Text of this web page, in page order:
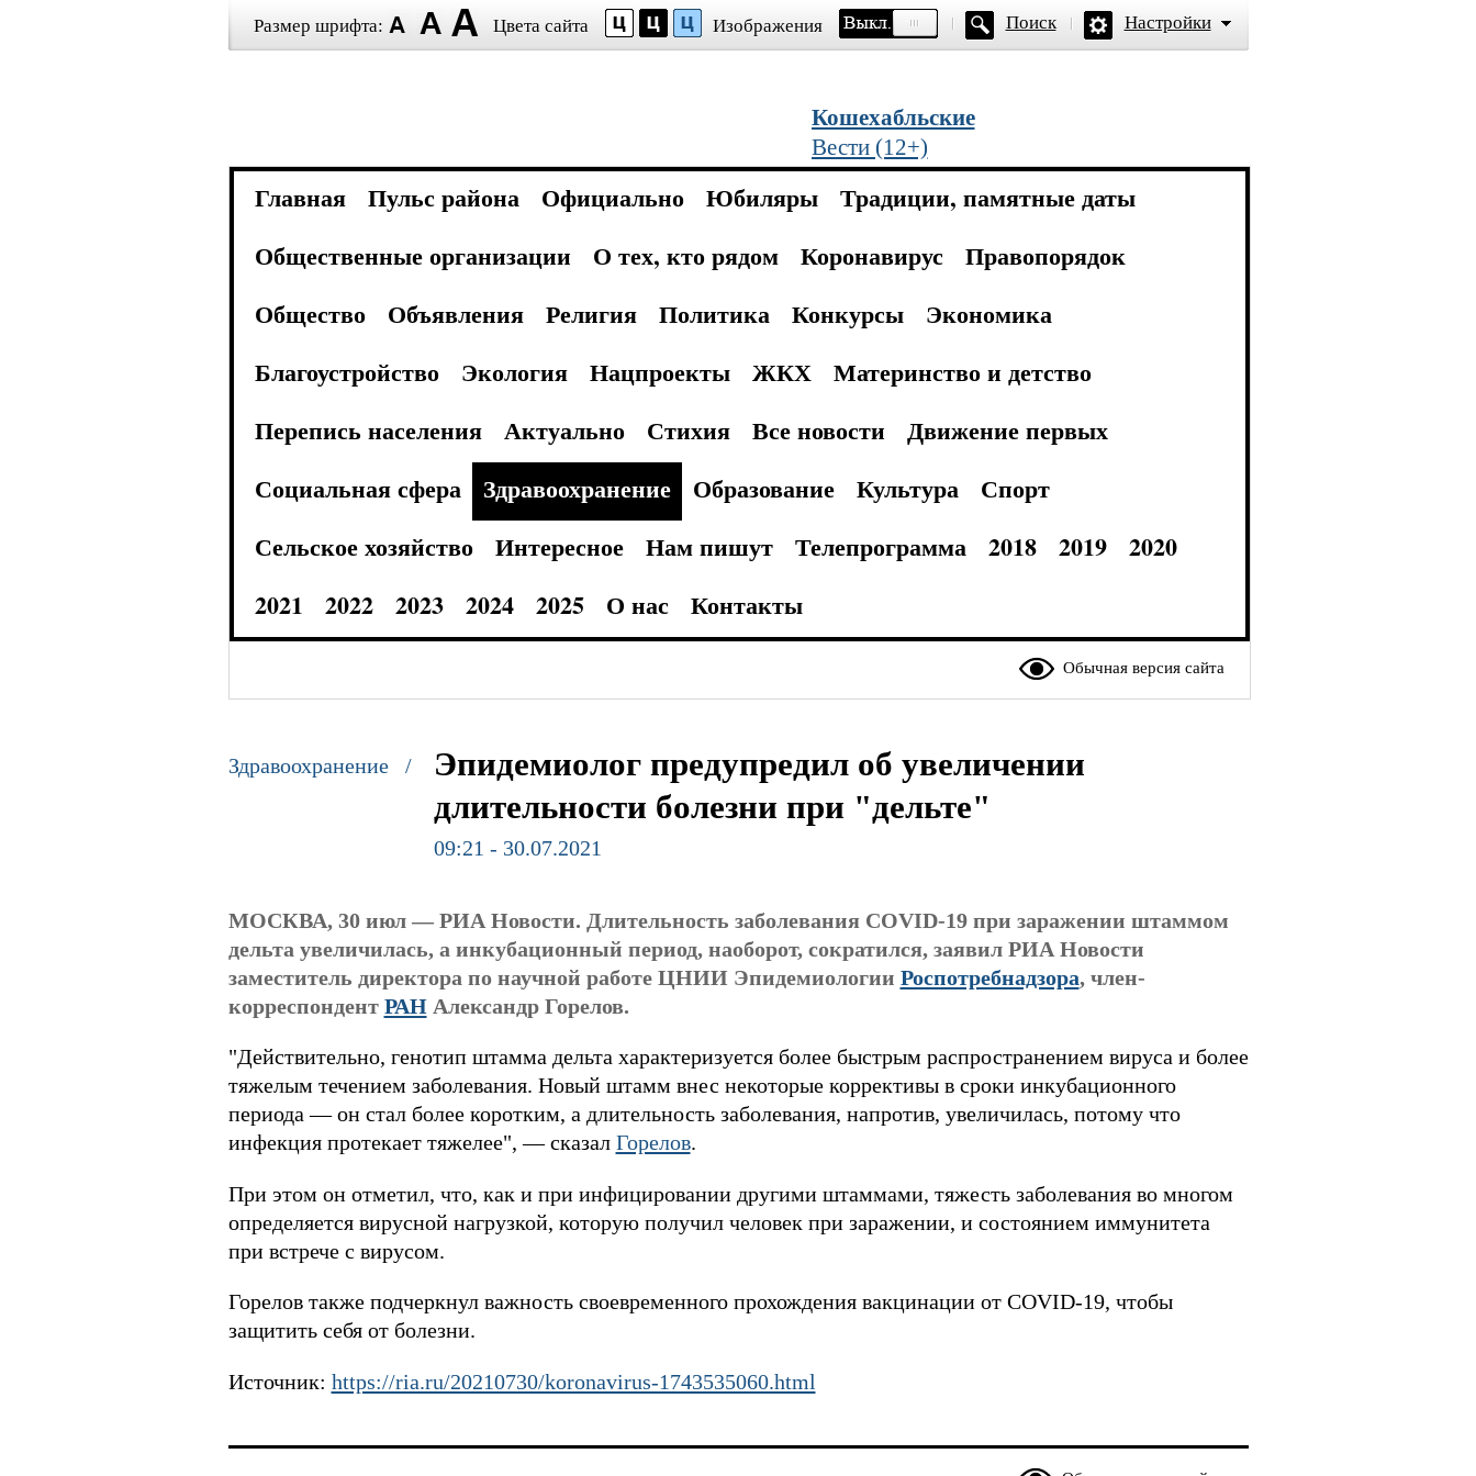
Размер шрифта: Цвета сайта Изображения Поиск Настройки
Кошехабльские
Вести (12+)
Главная Пульс района Официально Юбиляры
Традиции, памятные даты
Общественные организации
О тех, кто рядом Коронавирус
Правопорядок
Общество
Объявления Религия Политика Конкурсы
Экономика
Благоустройство
Экология Нацпроекты ЖКХ
Материнство и детство
Перепись населения
Актуально Стихия Все новости
Движение первых
Социальная сфера
Здравоохранение Образование Культура
Спорт
Сельское хозяйство
Интересное Нам пишут Телепрограмма 2018 2019
2020
2021
2022 2023 2024 2025 О нас Контакты
Обычная версия сайта
Здравоохранение /
Эпидемиолог предупредил об увеличении
длительности болезни при "дельте"
09:21 - 30.07.2021
МОСКВА, 30 июл — РИА Новости. Длительность заболевания COVID-19 при заражении штаммом
дельта увеличилась, а инкубационный период, наоборот, сократился, заявил РИА Новости
заместитель директора по научной работе ЦНИИ Эпидемиологии Роспотребнадзора, член-
корреспондент РАНАлександр Горелов.
"Действительно, генотип штамма дельта характеризуется более быстрым распространением вируса и более
тяжелым течением заболевания. Новый штамм внес некоторые коррективы в сроки инкубационного
периода — он стал более коротким, а длительность заболевания, напротив, увеличилась, потому что
инфекция протекает тяжелее", — сказал Горелов.
При этом он отметил, что, как и при инфицировании другими штаммами, тяжесть заболевания во многом
определяется вирусной нагрузкой, которую получил человек при заражении, и состоянием иммунитета
при встрече с вирусом.
Горелов также подчеркнул важность своевременного прохождения вакцинации от COVID-19, чтобы
защитить себя от болезни.
Источник: https://ria.ru/20210730/koronavirus-1743535060.html